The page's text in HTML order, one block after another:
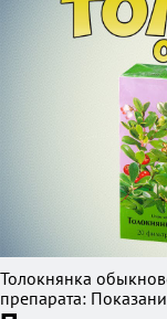
Толокнянка
препарата: